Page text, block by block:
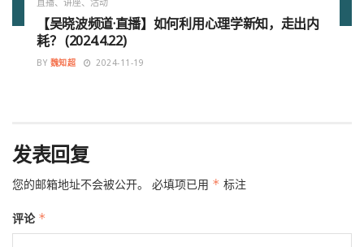
【吴晓波频道·直播】如何利用心理学新知，走出内
耗？ (2024.4.22)
BY 魏知超 2024-11-19
发表回复
您的邮箱地址不会被公开。 必填项已用 * 标注
评论 *